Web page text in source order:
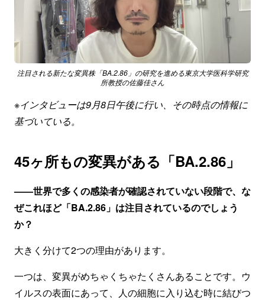
注目される新たな変異株「BA.2.86」の研究を進める東京大学医科学研究
所教授の佐藤佳さん
※インタビューは9月8日午後に行い、その時点の情報に
基づいている。
45ヶ所もの変異がある「BA.2.86」
——世界で多くの感染者が確認されていない段階で、な
ぜこれほど「BA.2.86」は注目されているのでしょう
か？
大きく分けて2つの理由があります。
一つは、変異がめちゃくちゃたくさんあることです。ウ
イルスの表面にあって、人の細胞に入り込む時に結びつ